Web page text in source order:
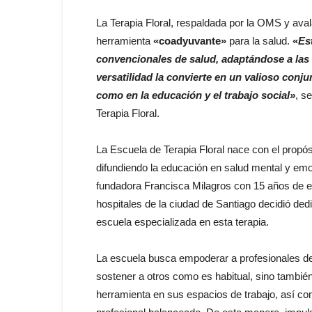
La Terapia Floral, respaldada por la OMS y
herramienta «coadyuvante» para la salud. «
convencionales de salud, adaptándose a
versatilidad la convierte en un valioso
como en la educación y el trabajo social»,
Terapia Floral.
La Escuela de Terapia Floral nace con el
difundiendo la educación en salud mental y
fundadora Francisca Milagros con 15 años de
hospitales de la ciudad de Santiago decidió
escuela especializada en esta terapia.
La escuela busca empoderar a profesionales
sostener a otros como es habitual, sino
herramienta en sus espacios de trabajo, así